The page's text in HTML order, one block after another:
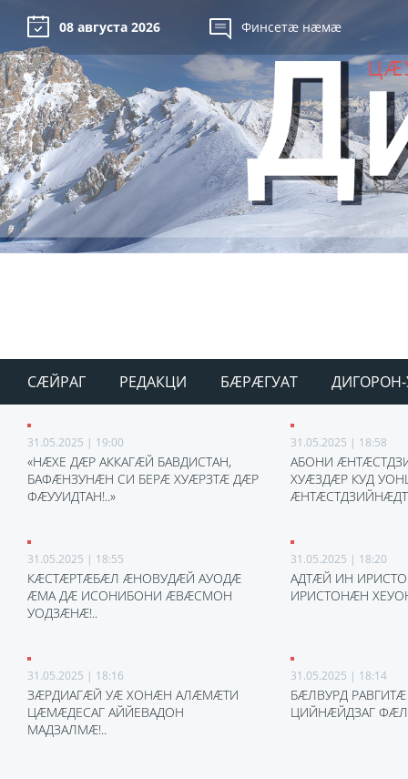
08 августа 2026 Финсетæ нæмæ
СÆЙРАГ РЕДАКЦИ БÆРÆГУАТ ДИГОРОН-
31.05.2025 | 19:00
«НÆХЕ ДÆР АККАГÆЙ БАВДИСТАН,
БАФÆНЗУНÆН СИ БЕРÆ ХУÆРЗТÆ ДÆР
ФÆУУИДТАН!..»
31.05.2025 | 18:58
АБОНИ
ХУÆЗДÆР КУД
31.05.2025 | 18:55
КÆСТÆРТÆБÆЛ ÆНОВУДÆЙ АУОДÆ
ÆМА ДÆ ИСОНИБОНИ ÆВÆСМОН
УОДЗÆНÆ!..
31.05.2025 | 18:20
АДТÆЙ ИН
ИРИСТОНÆН
31.05.2025 | 18:16
ЗÆРДИАГÆЙ УÆ ХОНÆН АЛÆМÆТИ
ЦÆМÆДЕСАГ АЙЙЕВАДОН
МАДЗАЛМÆ!..
31.05.2025 | 18:14
БÆЛВУРД
ЦИЙНÆЙДЗАГ